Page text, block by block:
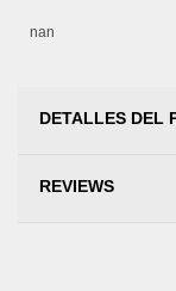
nan
DETALLES DEL
REVIEWS